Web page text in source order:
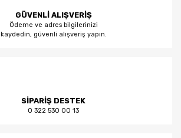
GÜVENLİ ALIŞVERİŞ
Ödeme ve adres bilgilerinizi
kaydedin, güvenli alışveriş yapın.
SİPARİŞ DESTEK
0 322 530 00 13